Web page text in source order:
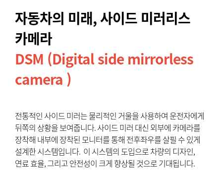
자동차의 미래, 사이드 미러리스
카메라
DSM (Digital side mirrorless
camera )
전통적인 사이드 미러는 물리적인 거울을 사용하여 운전자에게
뒤쪽의 상황을 보여줍니다. 사이드 미러 대신 외부에 카메라를
장착해 내부에 장착된 모니터를 통해 전후좌우를 살필 수 있게
설계한 시스템입니다. 이 시스템의 도입으로 차량의 디자인,
연료 효율, 그리고 안전성이 크게 향상될 것으로 기대됩니다.